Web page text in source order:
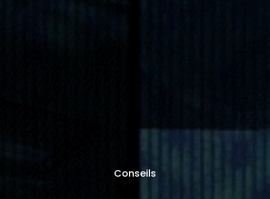
Conseils